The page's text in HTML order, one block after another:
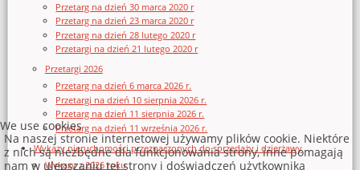
Przetarg na dzień 30 marca 2020 r
Przetarg na dzień 23 marca 2020 r
Przetarg na dzień 28 lutego 2020 r
Przetargi na dzień 21 lutego 2020 r
Przetargi 2026
Przetarg na dzień 6 marca 2026 r.
Przetargi na dzień 10 sierpnia 2026 r.
Przetarg na dzień 11 sierpnia 2026 r.
Przetarg na dzień 11 września 2026 r.
Wykazy nieruchomości przeznaczonych do sprzedaży i dzierżawy
Wykazy z 2026 roku
We use cookies
Na naszej stronie internetowej używamy plików cookie. Niektóre
z nich są niezbędne dla funkcjonowania strony, inne pomagają
nam w ulepszaniu tej strony i doświadczeń użytkownika